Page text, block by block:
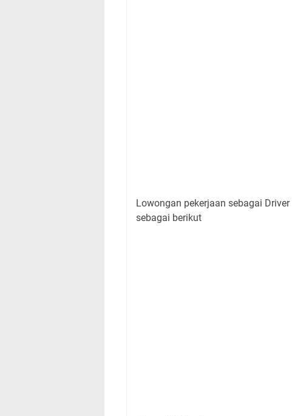
Lowongan pekerjaan sebagai
sebagai berikut